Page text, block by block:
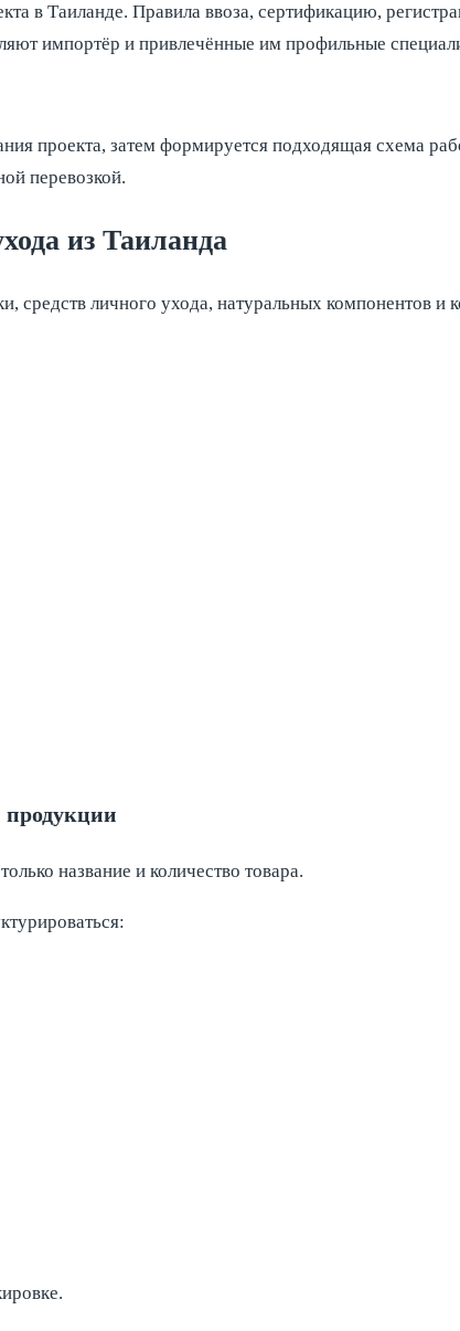
в Таиланде. Правила ввоза, сертификацию,
импортёр и привлечённые им профильные
проекта, затем формируется подходящая схема
перевозкой.
из Таиланда
средств личного ухода, натуральных компонентов и
название и количество товара.